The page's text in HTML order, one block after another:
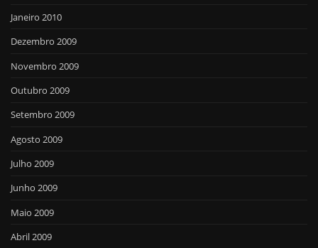
Janeiro 2010
Dezembro 2009
Novembro 2009
Outubro 2009
Setembro 2009
Agosto 2009
Julho 2009
Junho 2009
Maio 2009
Abril 2009